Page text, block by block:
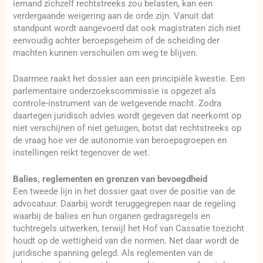
iemand zichzelf rechtstreeks zou belasten, kan een
verdergaande weigering aan de orde zijn. Vanuit dat
standpunt wordt aangevoerd dat ook magistraten zich niet
eenvoudig achter beroepsgeheim of de scheiding der
machten kunnen verschuilen om weg te blijven.
Daarmee raakt het dossier aan een principiële kwestie. Een
parlementaire onderzoekscommissie is opgezet als
controle-instrument van de wetgevende macht. Zodra
daartegen juridisch advies wordt gegeven dat neerkomt op
niet verschijnen of niet getuigen, botst dat rechtstreeks op
de vraag hoe ver de autonomie van beroepsgroepen en
instellingen reikt tegenover de wet.
Balies, reglementen en grenzen van bevoegdheid
Een tweede lijn in het dossier gaat over de positie van de
advocatuur. Daarbij wordt teruggegrepen naar de regeling
waarbij de balies en hun organen gedragsregels en
tuchtregels uitwerken, terwijl het Hof van Cassatie toezicht
houdt op de wettigheid van die normen. Net daar wordt de
juridische spanning gelegd. Als reglementen van de